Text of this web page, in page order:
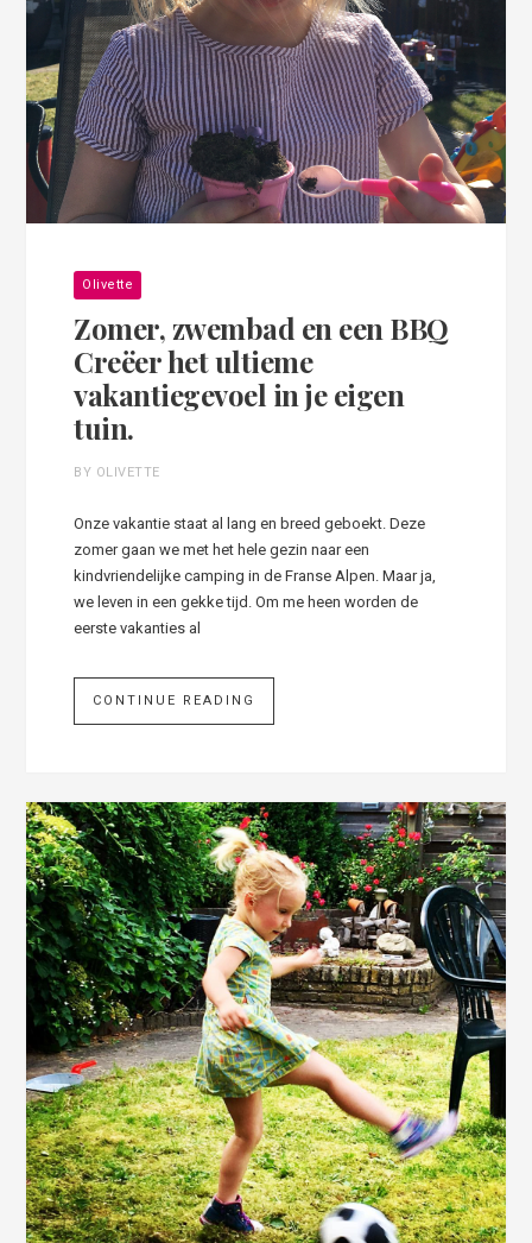
Olivette
Zomer, zwembad en een BBQ
Creëer het ultieme
vakantiegevoel in je eigen
tuin.
BY OLIVETTE
Onze vakantie staat al lang en breed geboekt. Deze
zomer gaan we met het hele gezin naar een
kindvriendelijke camping in de Franse Alpen. Maar ja,
we leven in een gekke tijd. Om me heen worden de
eerste vakanties al
CONTINUE READING